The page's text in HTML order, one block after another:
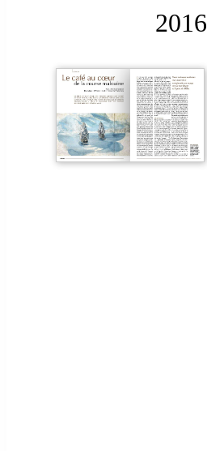
2016